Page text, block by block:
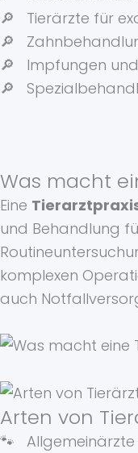
🔎 Tierärzte für
🔎
🔎 Impfungen
🔎
Was macht
Eine
und Behandlung
komplexen
auch
Arten von
🐾 Allgemeinärzte